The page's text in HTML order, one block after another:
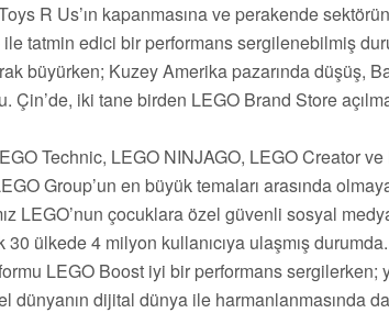
R Us’ın kapanmasına ve perakende
tatmin edici bir performans sergilenebilmiş
büyürken; Kuzey Amerika pazarında düşüş,
Çin’de, iki tane birden LEGO Brand Store
Technic, LEGO NINJAGO, LEGO Creator
Group’un en büyük temaları arasında
LEGO’nun çocuklara özel güvenli sosyal
ülkede 4 milyon kullanıcıya ulaşmış durumda.
LEGO Boost iyi bir performans sergilerken;
dünyanın dijital dünya ile harmanlanmasında